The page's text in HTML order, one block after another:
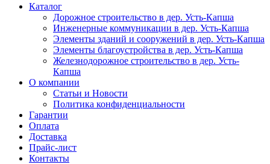
Каталог
Дорожное строительство в дер. Усть-Капша
Инженерные коммуникации в дер. Усть-Капша
Элементы зданий и сооружений в дер. Усть-Капша
Элементы благоустройства в дер. Усть-Капша
Железнодорожное строительство в дер. Усть-
Капша
О компании
Статьи и Новости
Политика конфиденциальности
Гарантии
Оплата
Доставка
Прайс-лист
Контакты